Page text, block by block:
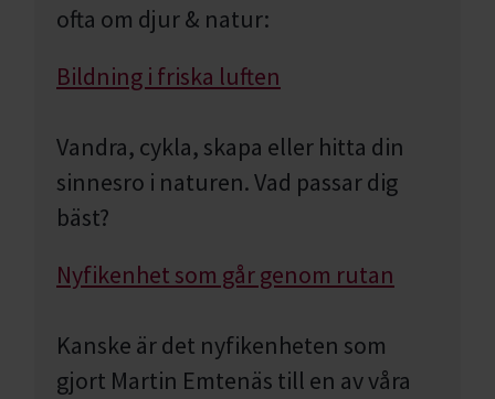
ofta om djur & natur:
Bildning i friska luften
Vandra, cykla, skapa eller hitta din
sinnesro i naturen. Vad passar dig
bäst?
Nyfikenhet som går genom rutan
Kanske är det nyfikenheten som
gjort Martin Emtenäs till en av våra